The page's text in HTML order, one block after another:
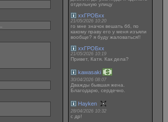
отдельную улицу
ххГРОБхх
21/05/2026 10:20
го мне значок вешать бб, по
какому праву его у меня изъяли
вообще? я буду жаловаться!!
ххГРОБхх
21/05/2026 10:19
Привет, Катя. Как дела?
kawasaki
30/04/2026 08:07
Дважды бывшая жена.
Благодарю, сердечно.
Hayken
28/04/2026 10:32
с др!